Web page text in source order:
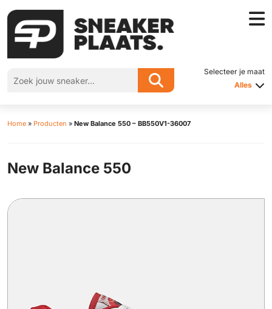
Selecteer je maat
Alles
Home » Producten » New Balance 550 – BB550V1-36007
New Balance 550